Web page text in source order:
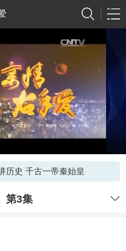
历史 千古一帝秦始皇
第3集